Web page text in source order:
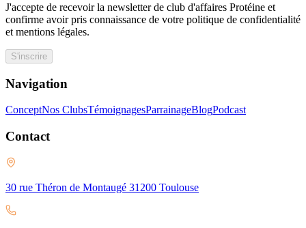
J'accepte de recevoir la newsletter de club d'affaires Protéine et
confirme avoir pris connaissance de votre politique de confidentialité
et mentions légales.
S'inscrire
Navigation
ConceptNos ClubsTémoignagesParrainageBlogPodcast
Contact
30 rue Théron de Montaugé 31200 Toulouse